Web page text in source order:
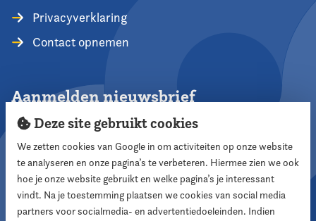
Privacyverklaring
Contact opnemen
Aanmelden nieuwsbrief
Aanmelden
Volg ons
Deze site gebruikt cookies
We zetten cookies van Google in om activiteiten op onze website
te analyseren en onze pagina’s te verbeteren. Hiermee zien we ook
hoe je onze website gebruikt en welke pagina’s je interessant
vindt. Na je toestemming plaatsen we cookies van social media
partners voor socialmedia- en advertentiedoeleinden. Indien